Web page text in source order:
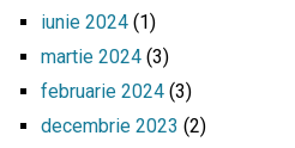
iunie 2024 (1)
martie 2024 (3)
februarie 2024 (3)
decembrie 2023 (2)